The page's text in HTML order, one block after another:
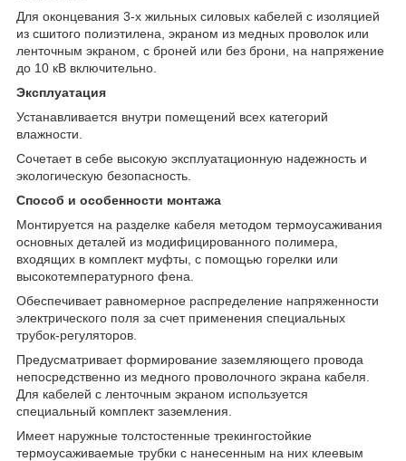
Для оконцевания 3-х жильных силовых кабелей с изоляцией
из сшитого полиэтилена, экраном из медных проволок или
ленточным экраном, с броней или без брони, на напряжение
до 10 кВ включительно.
Эксплуатация
Устанавливается внутри помещений всех категорий
влажности.
Сочетает в себе высокую эксплуатационную надежность и
экологическую безопасность.
Cпособ и особенности монтажа
Монтируется на разделке кабеля методом термоусаживания
основных деталей из модифицированного полимера,
входящих в комплект муфты, с помощью горелки или
высокотемпературного фена.
Обеспечивает равномерное распределение напряженности
электрического поля за счет применения специальных
трубок-регуляторов.
Предусматривает формирование заземляющего провода
непосредственно из медного проволочного экрана кабеля.
Для кабелей с ленточным экраном используется
специальный комплект заземления.
Имеет наружные толстостенные трекингостойкие
термоусаживаемые трубки с нанесенным на них клеевым